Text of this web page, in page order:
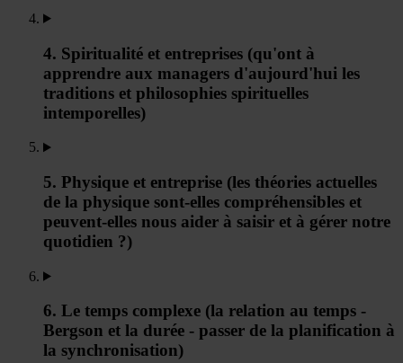
4. Spiritualité et entreprises (qu'ont à
apprendre aux managers d'aujourd'hui les
traditions et philosophies spirituelles
intemporelles)
5. Physique et entreprise (les théories actuelles
de la physique sont-elles compréhensibles et
peuvent-elles nous aider à saisir et à gérer notre
quotidien ?)
6. Le temps complexe (la relation au temps -
Bergson et la durée - passer de la planification à
la synchronisation)